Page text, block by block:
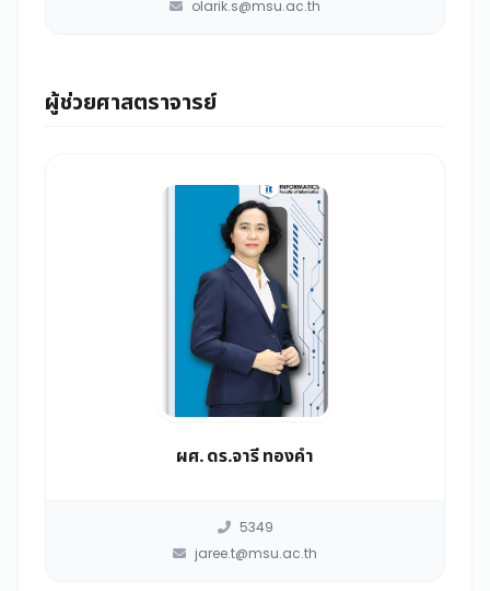
olarik.s@msu.ac.th
ผู้ช่วยศาสตราจารย์
ผศ. ดร.จารี ทองคำ
5349
jaree.t@msu.ac.th